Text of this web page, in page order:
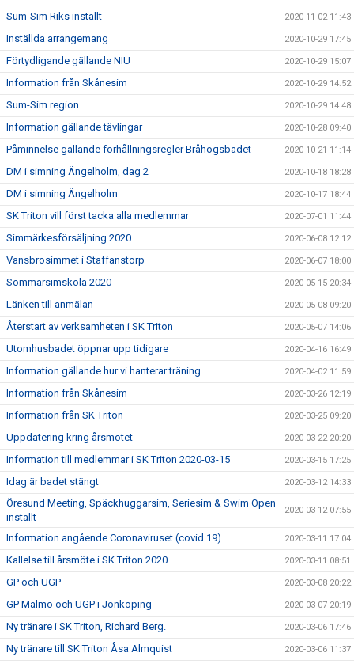
Sum-Sim Riks inställt 2020-11-02 11:43
Inställda arrangemang 2020-10-29 17:45
Förtydligande gällande NIU 2020-10-29 15:07
Information från Skånesim 2020-10-29 14:52
Sum-Sim region 2020-10-29 14:48
Information gällande tävlingar 2020-10-28 09:40
Påminnelse gällande förhållningsregler Bråhögsbadet 2020-10-21 11:14
DM i simning Ängelholm, dag 2 2020-10-18 18:28
DM i simning Ängelholm 2020-10-17 18:44
SK Triton vill först tacka alla medlemmar 2020-07-01 11:44
Simmärkesförsäljning 2020 2020-06-08 12:12
Vansbrosimmet i Staffanstorp 2020-06-07 18:00
Sommarsimskola 2020 2020-05-15 20:34
Länken till anmälan 2020-05-08 09:20
Återstart av verksamheten i SK Triton 2020-05-07 14:06
Utomhusbadet öppnar upp tidigare 2020-04-16 16:49
Information gällande hur vi hanterar träning 2020-04-02 11:59
Information från Skånesim 2020-03-26 12:19
Information från SK Triton 2020-03-25 09:20
Uppdatering kring årsmötet 2020-03-22 20:20
Information till medlemmar i SK Triton 2020-03-15 2020-03-15 17:25
Idag är badet stängt 2020-03-12 14:33
Öresund Meeting, Späckhuggarsim, Seriesim & Swim Open
inställt
2020-03-12 07:55
Information angående Coronaviruset (covid 19) 2020-03-11 17:04
Kallelse till årsmöte i SK Triton 2020 2020-03-11 08:51
GP och UGP 2020-03-08 20:22
GP Malmö och UGP i Jönköping 2020-03-07 20:19
Ny tränare i SK Triton, Richard Berg. 2020-03-06 17:46
Ny tränare till SK Triton Åsa Almquist 2020-03-06 11:37